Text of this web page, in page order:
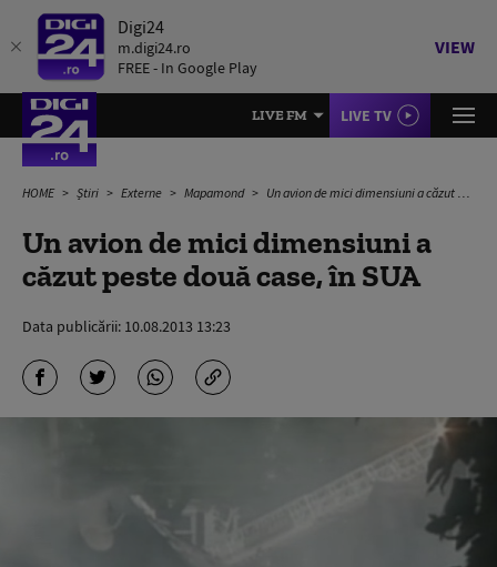
Digi24
m.digi24.ro
FREE - In Google Play
VIEW
LIVE FM LIVE TV
HOME Știri Externe Mapamond Un avion de mici dimensiuni a căzut peste două case, în SUA
Un avion de mici dimensiuni a
căzut peste două case, în SUA
Data publicării: 10.08.2013 13:23